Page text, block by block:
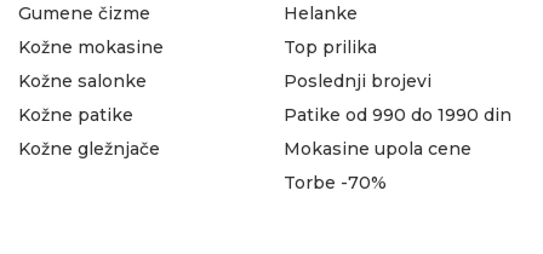
Gumene čizme
Helanke
Kožne mokasine
Kožne salonke
Kožne patike
Kožne gležnjače
Top prilika
Poslednji brojevi
Patike od 990 do 1990 din
Mokasine upola cene
Torbe -70%